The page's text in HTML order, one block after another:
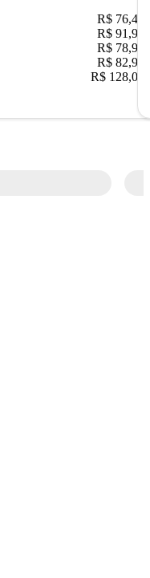
R$ 76,42
R$ 91,90
R$ 78,90
R$ 82,90
R$ 128,05